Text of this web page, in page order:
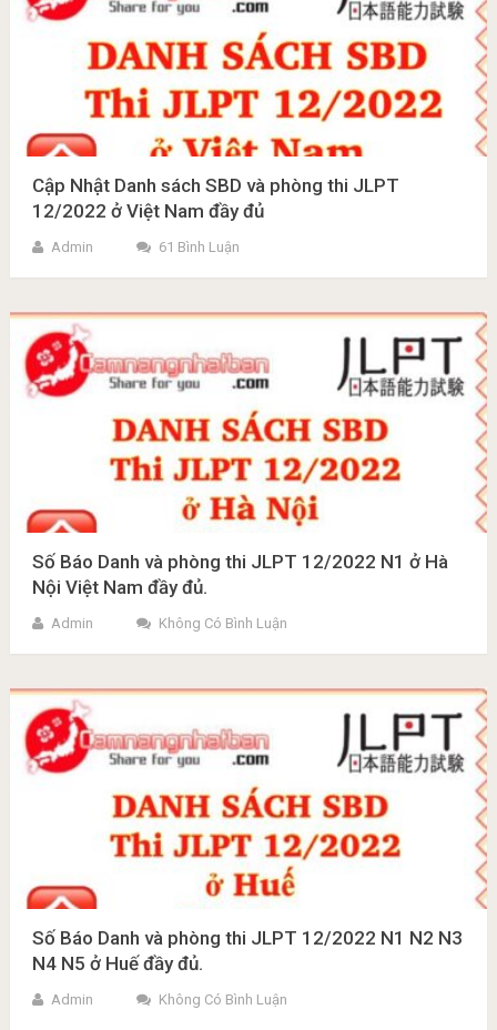
Cập Nhật Danh sách SBD và phòng thi JLPT
12/2022 ở Việt Nam đầy đủ
Admin 61 Bình Luận
Số Báo Danh và phòng thi JLPT 12/2022 N1 ở Hà
Nội Việt Nam đầy đủ.
Admin Không Có Bình Luận
Số Báo Danh và phòng thi JLPT 12/2022 N1 N2 N3
N4 N5 ở Huế đầy đủ.
Admin Không Có Bình Luận